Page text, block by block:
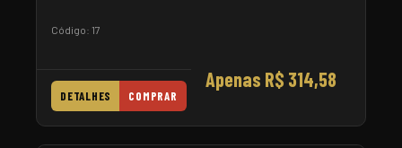
Código: 17
Apenas R$ 314,58
DETALHES COMPRAR